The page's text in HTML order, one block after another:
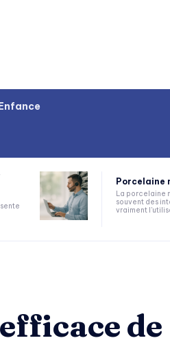
Porcelaine
La porcelaine
souvent des
vraiment
de